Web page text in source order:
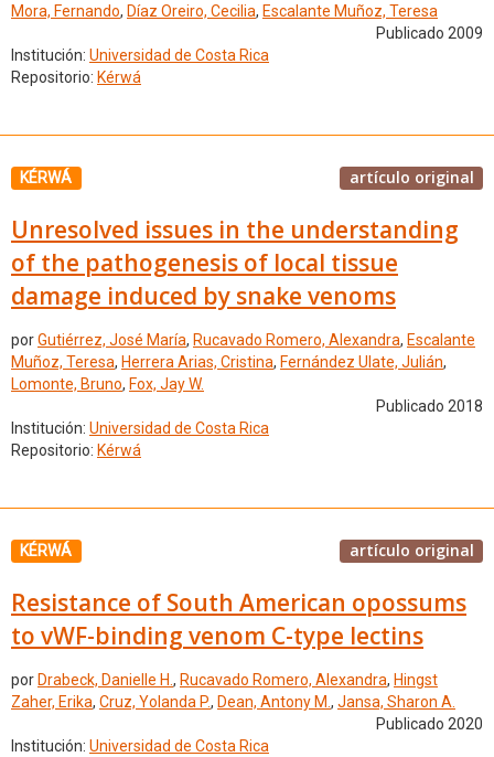
Mora, Fernando, Díaz Oreiro, Cecilia, Escalante Muñoz, Teresa
Publicado 2009
Institución: Universidad de Costa Rica
Repositorio: Kérwá
KÉRWÁ artículo original
Unresolved issues in the understanding
of the pathogenesis of local tissue
damage induced by snake venoms
porGutiérrez, José María, Rucavado Romero, Alexandra, Escalante
Muñoz, Teresa, Herrera Arias, Cristina, Fernández Ulate, Julián,
Lomonte, Bruno, Fox, Jay W.
Publicado 2018
Institución: Universidad de Costa Rica
Repositorio: Kérwá
KÉRWÁ artículo original
Resistance of South American opossums
to vWF-binding venom C-type lectins
por Drabeck, Danielle H., Rucavado Romero, Alexandra, Hingst
Zaher, Erika, Cruz, Yolanda P., Dean, Antony M., Jansa, Sharon A.
Publicado 2020
Institución: Universidad de Costa Rica